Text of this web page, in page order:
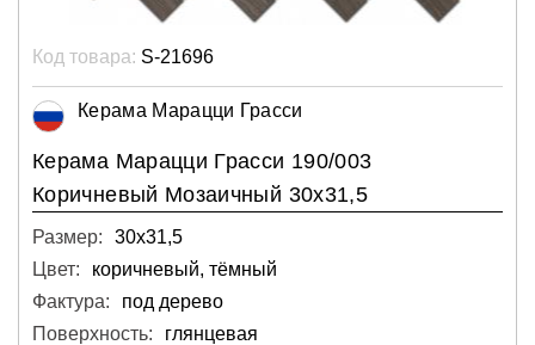
Код товара: S-21696
Керама Марацци Грасси
Керама Марацци Грасси 190/003
Коричневый Мозаичный 30х31,5
Размер:
30х31,5
Цвет:
коричневый, тёмный
Фактура:
под дерево
Поверхность:
глянцевая